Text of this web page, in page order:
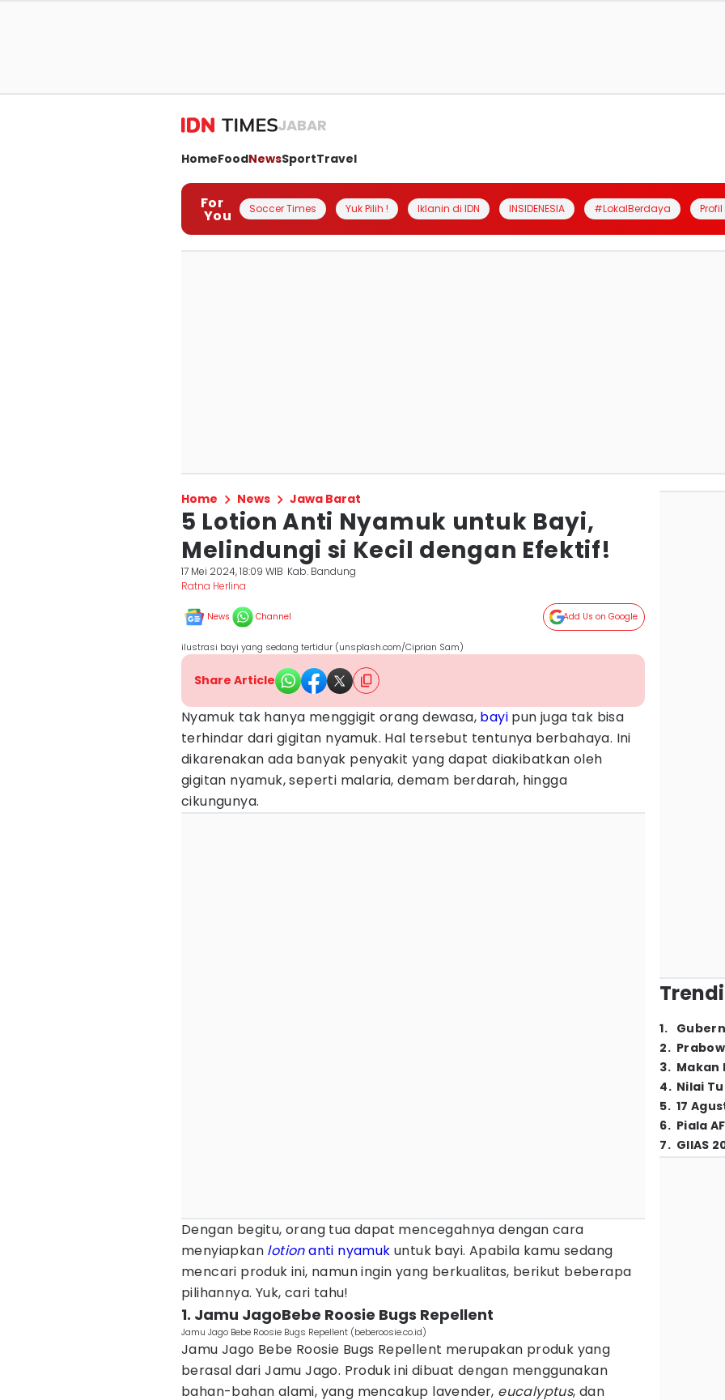
JABAR
HomeFoodNewsSportTravel
For
You Soccer Times Yuk Pilih ! Iklanin di IDN INSIDENESIA #LokalBerdaya
Home News Jawa Barat
5 Lotion Anti Nyamuk untuk Bayi,
Melindungi si Kecil dengan Efektif!
17 Mei 2024, 18:09 WIB Kab. Bandung
Ratna Herlina
News Channel Add Us on Google
ilustrasi bayi yang sedang tertidur (unsplash.com/Ciprian Sam)
Share Article
Nyamuk tak hanya menggigit orang dewasa, bayi pun juga tak bisa
terhindar dari gigitan nyamuk. Hal tersebut tentunya berbahaya. Ini
dikarenakan ada banyak penyakit yang dapat diakibatkan oleh
gigitan nyamuk, seperti malaria, demam berdarah, hingga
cikungunya.
Dengan begitu, orang tua dapat mencegahnya dengan cara
menyiapkan lotionanti nyamuk untuk bayi. Apabila kamu sedang
mencari produk ini, namun ingin yang berkualitas, berikut beberapa
pilihannya. Yuk, cari tahu!
1. Jamu JagoBebe Roosie Bugs Repellent
Jamu Jago Bebe Roosie Bugs Repellent (beberoosie.co.id)
Jamu Jago Bebe Roosie Bugs Repellent merupakan produk yang
berasal dari Jamu Jago. Produk ini dibuat dengan menggunakan
bahan-bahan alami, yang mencakup lavender, eucalyptus, dan
1.
2.
3. Makan
4. Nilai
5. 17
6. Piala
7. GIIAS